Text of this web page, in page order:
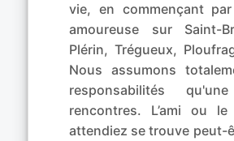
vie, en commençant
amoureuse sur Saint-
Plérin, Trégueux,
Nous assumons
responsabilités
rencontres. L’ami ou
attendiez se trouve peut-